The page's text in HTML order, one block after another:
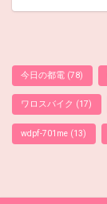
今日の都電 (78)
ワロスバイク (17)
wdpf-701me (13)